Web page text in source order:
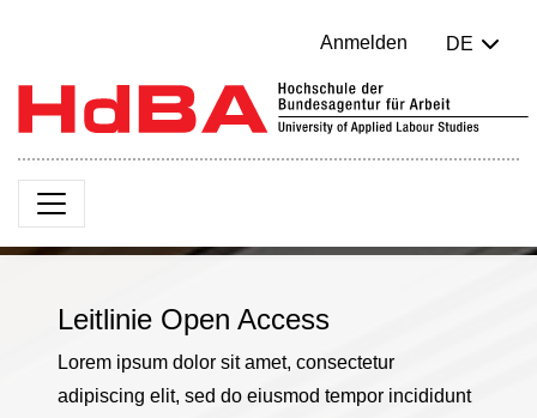
Anmelden DE
Leitlinie Open Access
Lorem ipsum dolor sit amet, consectetur
adipiscing elit, sed do eiusmod tempor incididunt